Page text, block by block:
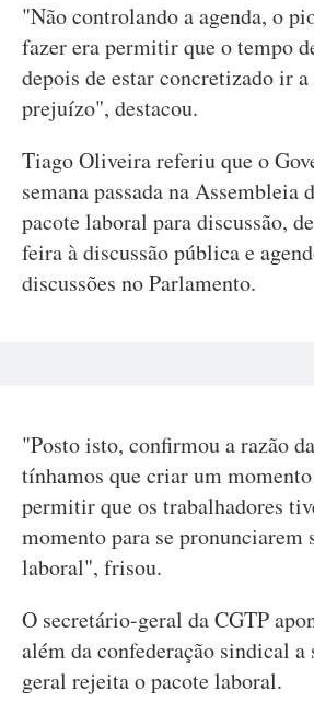
"Não controlando a agenda, o
fazer era permitir que o tempo
depois de estar concretizado ir
prejuízo", destacou.
Tiago Oliveira referiu que o
semana passada na Assembleia
pacote laboral para discussão,
feira à discussão pública e
discussões no Parlamento.
"Posto isto, confirmou a razão
tínhamos que criar um
permitir que os trabalhadores
momento para se pronunciarem
laboral", frisou.
O secretário-geral da CGTP
além da confederação sindical a
geral rejeita o pacote laboral.